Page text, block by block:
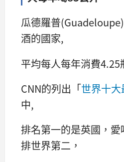
瓜德羅普
酒的國家,
平均每人每年消費4.25
CNN的列出「世界十
中,
排名第一的是英國，
排世界第二，